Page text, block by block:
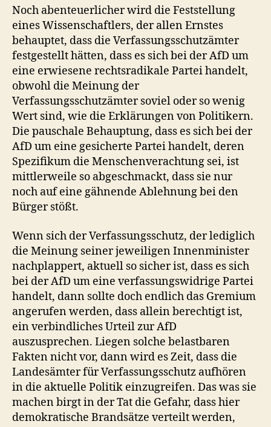
Noch abenteuerlicher wird die Feststellung
eines Wissenschaftlers, der allen Ernstes
behauptet, dass die Verfassungsschutzämter
festgestellt hätten, dass es sich bei der AfD um
eine erwiesene rechtsradikale Partei handelt,
obwohl die Meinung der
Verfassungsschutzämter soviel oder so wenig
Wert sind, wie die Erklärungen von Politikern.
Die pauschale Behauptung, dass es sich bei der
AfD um eine gesicherte Partei handelt, deren
Spezifikum die Menschenverachtung sei, ist
mittlerweile so abgeschmackt, dass sie nur
noch auf eine gähnende Ablehnung bei den
Bürger stößt.
Wenn sich der Verfassungsschutz, der lediglich
die Meinung seiner jeweiligen Innenminister
nachplappert, aktuell so sicher ist, dass es sich
bei der AfD um eine verfassungswidrige Partei
handelt, dann sollte doch endlich das Gremium
angerufen werden, dass allein berechtigt ist,
ein verbindliches Urteil zur AfD
auszusprechen. Liegen solche belastbaren
Fakten nicht vor, dann wird es Zeit, dass die
Landesämter für Verfassungsschutz aufhören
in die aktuelle Politik einzugreifen. Das was sie
machen birgt in der Tat die Gefahr, dass hier
demokratische Brandsätze verteilt werden,